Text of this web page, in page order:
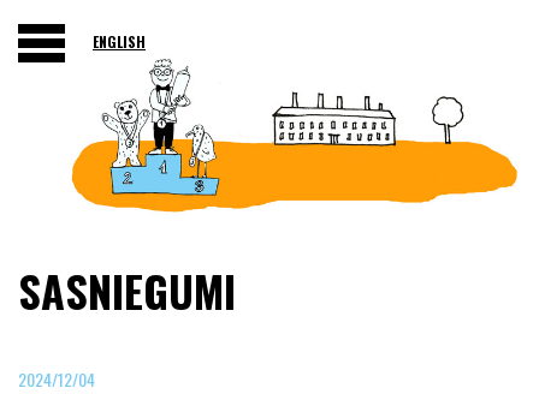
ENGLISH
SASNIEGUMI
2024/12/04